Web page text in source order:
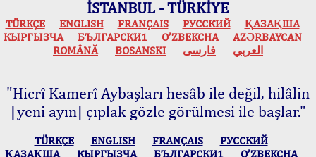
İSTANBUL - TÜRKİYE
TÜRKÇE ENGLISH FRANÇAIS РУССКИЙ
ҚАЗАҚША
КЫPГЫЗЧA
БЪЛГАРСКИ1 O’ZBEKCHA
AZӘRBAYCAN
ROMÂNĂ
BOSANSKI العربي فارسی
"Hicrî Kamerî Aybaşları hesâb ile değil, hilâlin
[yeni ayın] çıplak gözle görülmesi ile başlar."
TÜRKÇE ENGLISH FRANÇAIS
РУССКИЙ
ҚАЗАҚША
КЫPГЫЗЧA БЪЛГАРСКИ1 O’ZBEKCHA